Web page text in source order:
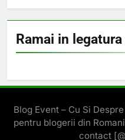
Ramai in
Blog Event – Cu Si
pentru blogerii din
contact